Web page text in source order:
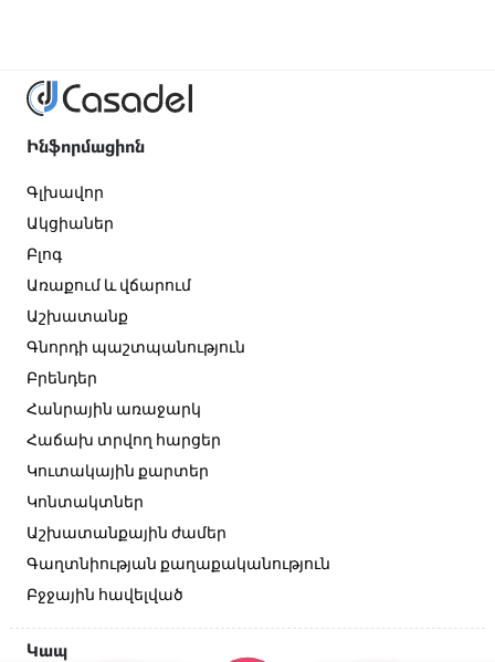
Ինֆորմացիոն
Գլխավոր
Ակցիաներ
Բլոգ
Առաքում և վճարում
Աշխատանք
Գնորդի պաշտպանություն
Բրենդեր
Հանրային առաջարկ
Հաճախ տրվող հարցեր
Կուտակային քարտեր
Կոնտակտներ
Աշխատանքային ժամեր
Գաղտնիության քաղաքականություն
Բջջային հավելված
Կապ